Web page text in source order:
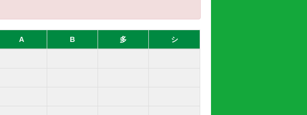
A B 多 シ